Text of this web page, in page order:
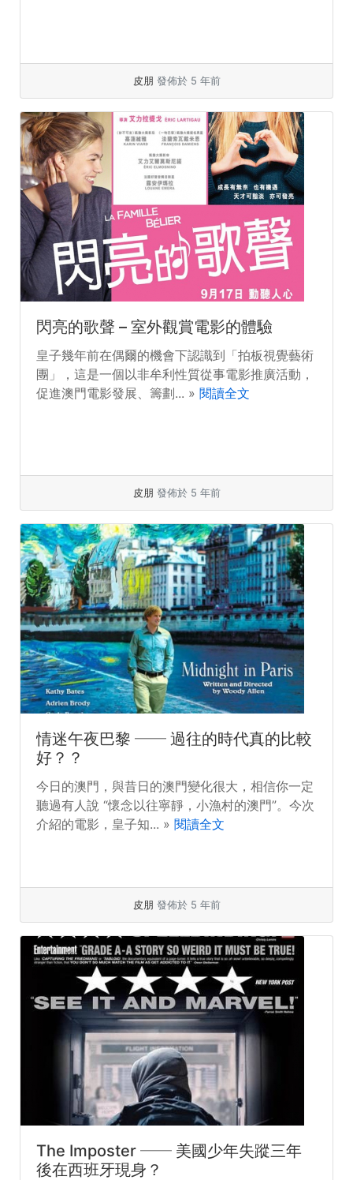
皮朋 發佈於 5 年前
閃亮的歌聲 – 室外觀賞電影的體驗
皇子幾年前在偶爾的機會下認識到「拍板視覺藝術
團」，這是一個以非牟利性質從事電影推廣活動，
促進澳門電影發展、籌劃... » 閱讀全文
皮朋 發佈於 5 年前
情迷午夜巴黎 ── 過往的時代真的比較
好？？
今日的澳門，與昔日的澳門變化很大，相信你一定
聽過有人說 “懷念以往寧靜，小漁村的澳門”。今次
介紹的電影，皇子知... » 閱讀全文
皮朋 發佈於 5 年前
The Imposter ── 美國少年失蹤三年
後在西班牙現身？